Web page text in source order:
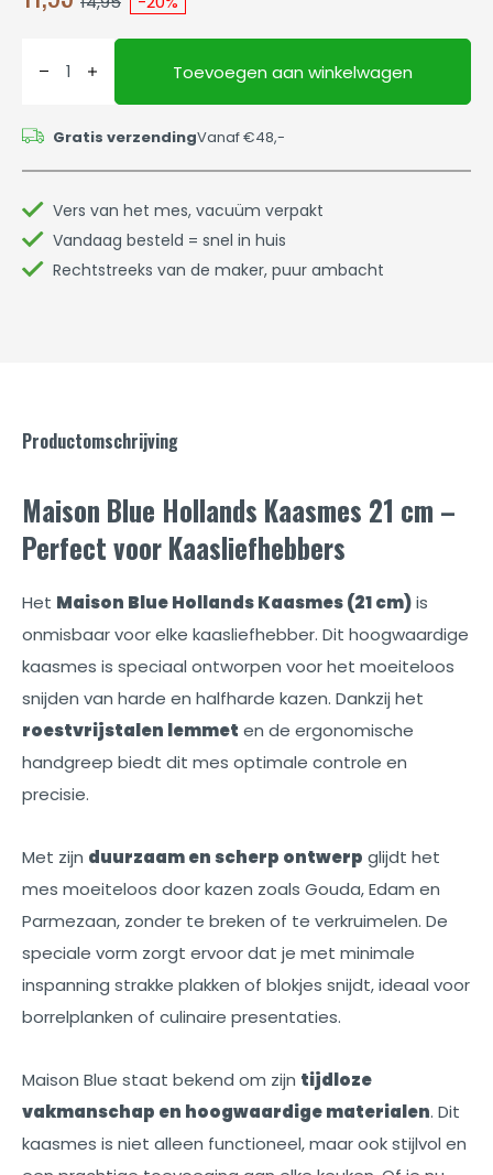
Toevoegen aan winkelwagen
Gratis verzendingVanaf €48,-
Vers van het mes, vacuüm verpakt
Vandaag besteld = snel in huis
Rechtstreeks van de maker, puur ambacht
Productomschrijving
Maison Blue Hollands Kaasmes 21 cm –
Perfect voor Kaasliefhebbers
Het Maison Blue Hollands Kaasmes (21 cm)is
onmisbaar voor elke kaasliefhebber. Dit hoogwaardige
kaasmes is speciaal ontworpen voor het moeiteloos
snijden van harde en halfharde kazen. Dankzij het
roestvrijstalen lemmet en de ergonomische
handgreep biedt dit mes optimale controle en
precisie.
Met zijn duurzaam en scherp ontwerp glijdt het
mes moeiteloos door kazen zoals Gouda, Edam en
Parmezaan, zonder te breken of te verkruimelen. De
speciale vorm zorgt ervoor dat je met minimale
inspanning strakke plakken of blokjes snijdt, ideaal voor
borrelplanken of culinaire presentaties.
Maison Blue staat bekend om zijn tijdloze
vakmanschap en hoogwaardige materialen. Dit
kaasmes is niet alleen functioneel, maar ook stijlvol en